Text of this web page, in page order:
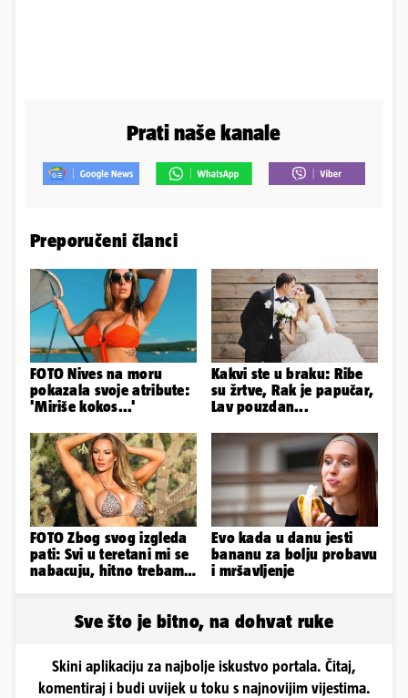
Prati naše kanale
Preporučeni članci
FOTO Nives na moru
pokazala svoje atribute:
'Miriše kokos...'
Kakvi ste u braku: Ribe
su žrtve, Rak je papučar,
Lav pouzdan...
FOTO Zbog svog izgleda
pati: Svi u teretani mi se
nabacuju, hitno trebam
Evo kada u danu jesti
bananu za bolju probavu
i mršavljenje
Sve što je bitno, na dohvat ruke
Skini aplikaciju za najbolje iskustvo portala. Čitaj,
komentiraj i budi uvijek u toku s najnovijim vijestima.